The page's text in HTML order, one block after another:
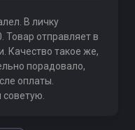
В личку
Товар отправляет в
Качество такое же,
порадовало,
оплаты.